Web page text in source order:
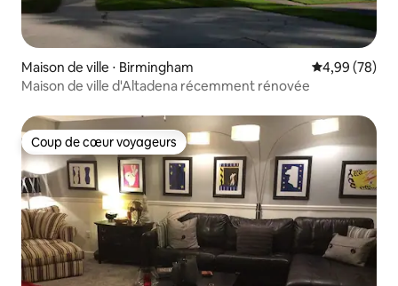
Maison de ville ⋅ Birmingham Évaluation
4,99 (78)
Maison de ville d'Altadena récemment rénovée
Coup de cœur voyageurs
Coup de cœur voyageurs